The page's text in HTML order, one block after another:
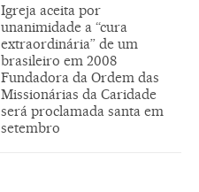
Igreja aceita por
unanimidade a “cura
extraordinária” de um
brasileiro em 2008
Fundadora da Ordem das
Missionárias da Caridade
será proclamada santa em
setembro